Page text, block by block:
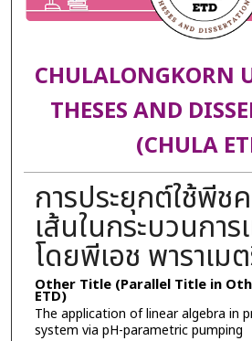
CHULALONGKORN
THESES AND
(CHULA
การประยุกต์ใช้พีช
เส้นในกระบวนกา
โดยพีเอช พาราเ
Other Title (Parallel Title in
ETD)
The application of linear algebra in
system via pH-parametric pumping